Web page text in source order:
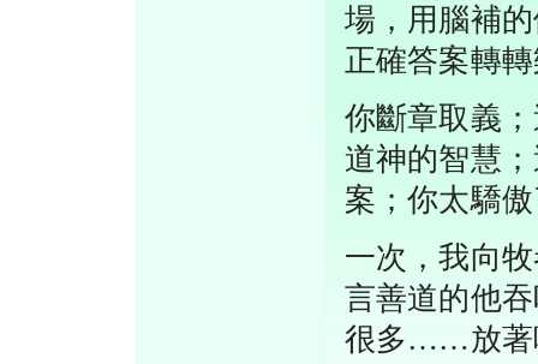
場，用腦補
正確答案轉
你斷章取義
道神的智慧
案；你太驕
一次，我向
言善道的他
很多……放